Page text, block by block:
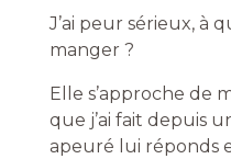
J’ai peur sérieux, à
manger ?
Elle s’approche de
que j’ai fait depuis
apeuré lui réponds